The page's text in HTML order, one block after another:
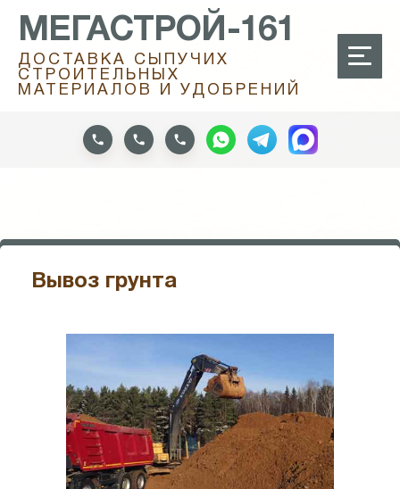
МЕГАСТРОЙ-161
ДОСТАВКА СЫПУЧИХ
СТРОИТЕЛЬНЫХ
МАТЕРИАЛОВ И УДОБРЕНИЙ
Вывоз грунта